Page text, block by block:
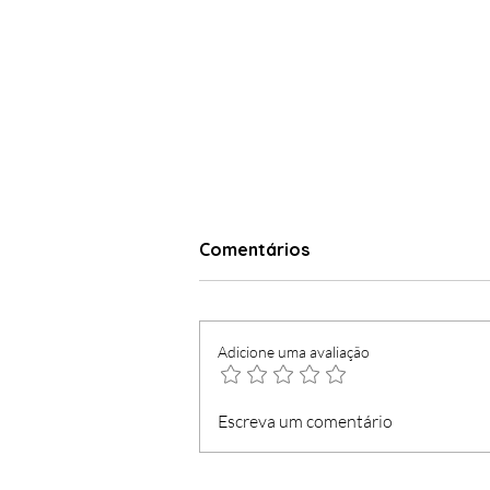
Concurso para 42 postos
de trabalho de Bombeiro
Comentários
Adicione uma avaliação
Escreva um comentário